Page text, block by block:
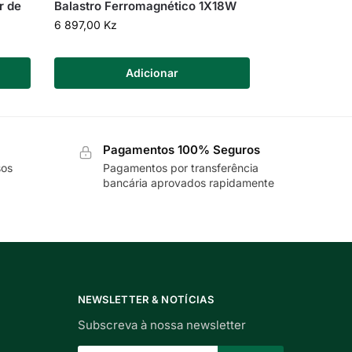
de Balastro Ferromagnético 1X18W
6 897,00 Kz
Adicionar
Pagamentos 100% Seguros
Pagamentos por transferência
bancária aprovados rapidamente
NEWSLETTER & NOTÍCIAS
Subscreva à nossa newsletter